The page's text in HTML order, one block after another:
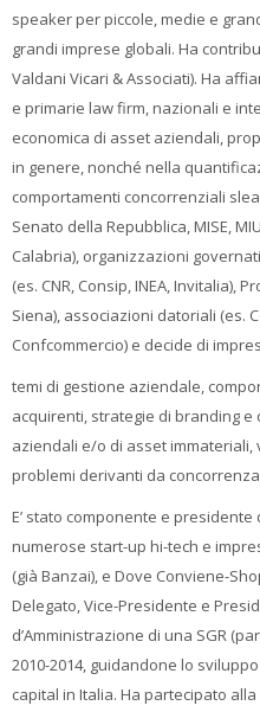
speaker per piccole, medie e
grandi imprese globali. Ha
Valdani Vicari & Associati). Ha
e primarie law firm, nazionali e
economica di asset aziendali,
in genere, nonché nella
comportamenti concorrenziali
Senato della Repubblica, MISE,
Calabria), organizzazioni
(es. CNR, Consip, INEA, Invitalia),
Siena), associazioni datoriali (es.
Confcommercio) e decide di
temi di gestione aziendale,
acquirenti, strategie di branding
aziendali e/o di asset immateriali,
problemi derivanti da
E’ stato componente e presidente
numerose start-up hi-tech e
(già Banzai), e Dove Conviene-
Delegato, Vice-Presidente e
d’Amministrazione di una SGR
2010-2014, guidandone lo
capital in Italia. Ha partecipato